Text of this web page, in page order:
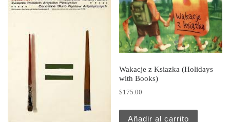
Wakacje z Ksiazka (Holidays
with Books)
$175.00
Añadir al carrito